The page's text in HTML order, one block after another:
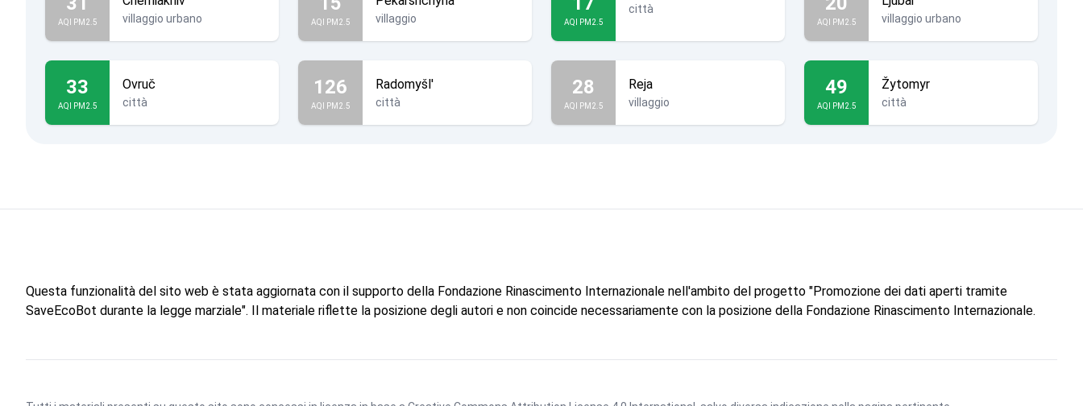
AQI PM2.5 villaggio urbano AQI PM2.5 villaggio AQI PM2.5
città
AQI PM2.5 villaggio urbano
33
AQI PM2.5
Ovruč
città
126
AQI PM2.5
Radomyšl'
città
28
AQI PM2.5
Reja
villaggio
49
AQI PM2.5
Žytomyr
città
Questa funzionalità del sito web è stata aggiornata con il supporto della Fondazione Rinascimento Internazionale nell'ambito del progetto "Promozione dei dati aperti tramite
SaveEcoBot durante la legge marziale". Il materiale riflette la posizione degli autori e non coincide necessariamente con la posizione della Fondazione Rinascimento Internazionale.